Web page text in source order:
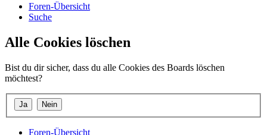
Foren-Übersicht
Suche
Alle Cookies löschen
Bist du dir sicher, dass du alle Cookies des Boards löschen
möchtest?
Foren-Übersicht